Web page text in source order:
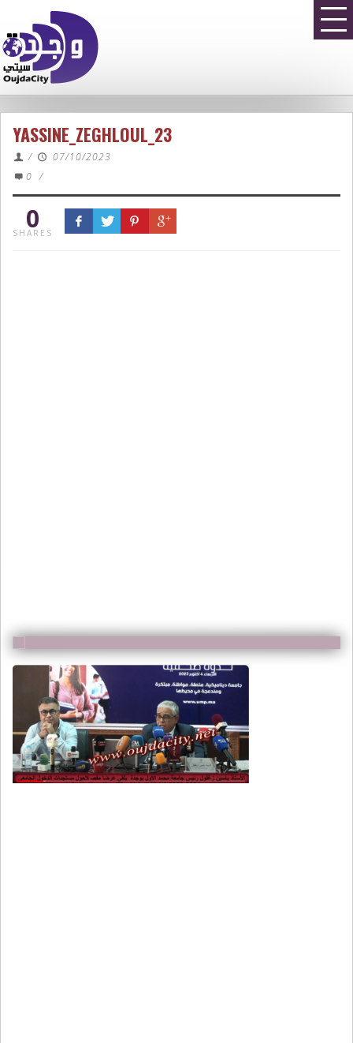
YASSINE_ZEGHLOUL_23
/
07/10/2023
0 /
0
SHARES